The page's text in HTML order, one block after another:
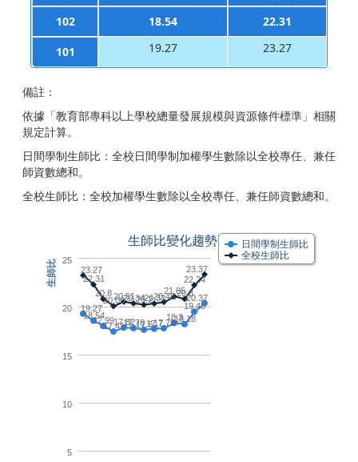
102
18.54
22.31
101
19.27 23.27
備註：
依據「教育部專科以上學校總量發展規模與資源條件標準」相關
規定計算。
日間學制生師比：全校日間學制加權學生數除以全校專任、兼任
師資數總和。
全校生師比：全校加權學生數除以全校專任、兼任師資數總和。